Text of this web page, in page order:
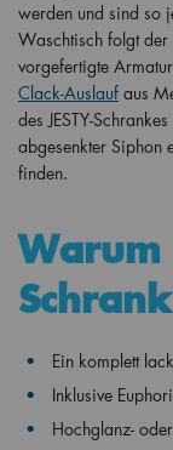
werden und sind so
Waschtisch folgt
vorgefertigte
Clack-Auslauf aus
des JESTY-
abgesenkter Siphon
finden.
Warum
Ein komplett
Inklusive
Hochglanz-